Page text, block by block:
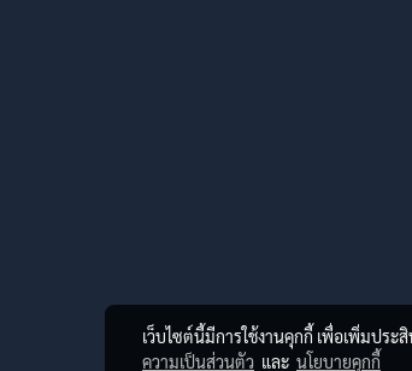
เว็บไซต์นี้มีการใช้งานคุกกี้ เพื่อเพิ่มปร
ความเป็นส่วนตัว และ นโยบายคุกกี้